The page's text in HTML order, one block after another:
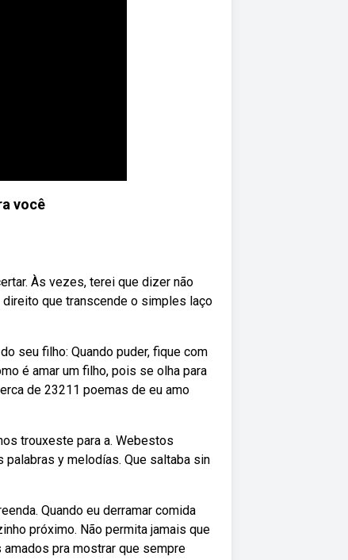
você
Às vezes, terei que dizer não
direito que transcende o simples laço
seu filho: Quando puder, fique com
é amar um filho, pois se olha para
de 23211 poemas de eu amo
trouxeste para a. Webestos
y melodías. Que saltaba sin
Quando eu derramar comida
próximo. Não permita jamais que
pra mostrar que sempre